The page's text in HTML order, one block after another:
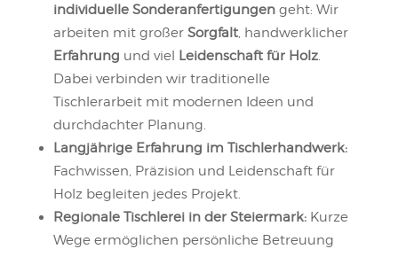
individuelle Sonderanfertigungengeht: Wir
arbeiten mit großer Sorgfalt, handwerklicher
Erfahrung und viel Leidenschaft für Holz.
Dabei verbinden wir traditionelle
Tischlerarbeit mit modernen Ideen und
durchdachter Planung.
Langjährige Erfahrung im Tischlerhandwerk:
Fachwissen, Präzision und Leidenschaft für
Holz begleiten jedes Projekt.
Regionale Tischlerei in der Steiermark:Kurze
Wege ermöglichen persönliche Betreuung